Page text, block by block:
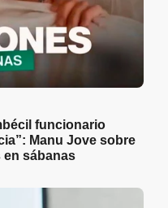
funcionario
Manu Jove sobre
en sábanas